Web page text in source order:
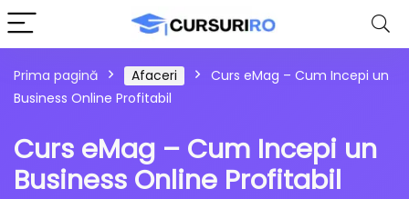
Prima pagină Afaceri
Curs eMag – Cum Incepi un
Business Online Profitabil
Curs eMag – Cum Incepi un
Business Online Profitabil